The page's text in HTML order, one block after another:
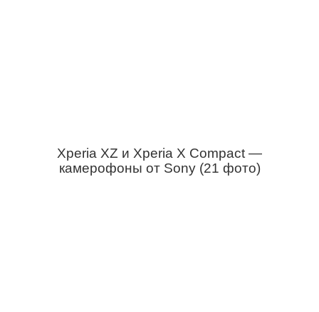
Xperia XZ и Xperia X Compact —
камерофоны от Sony (21 фото)